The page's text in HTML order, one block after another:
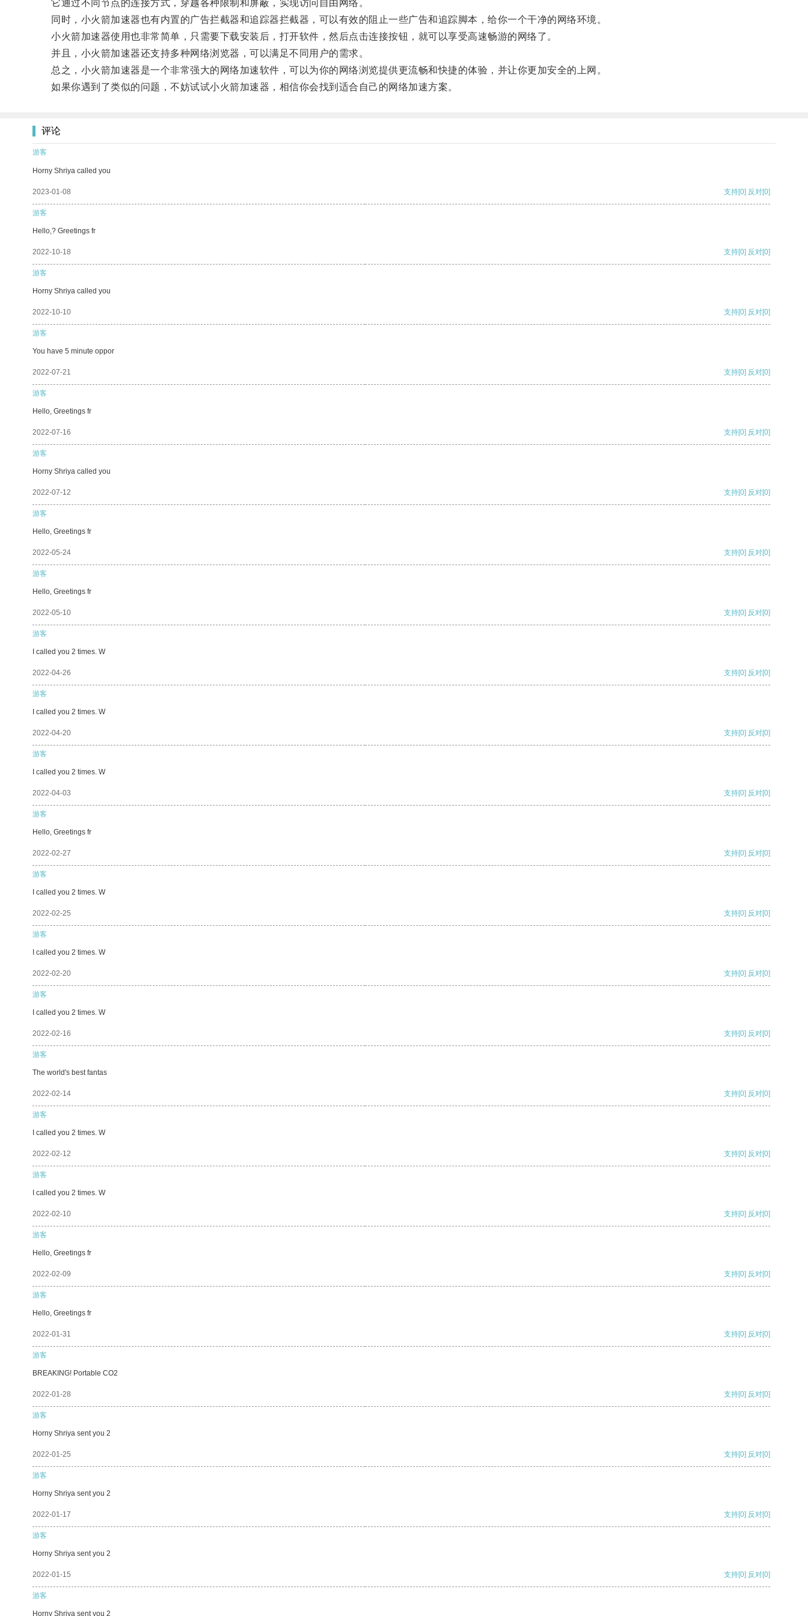
它通过不同节点的连接方式，穿越各种限制和屏蔽，实现访问自由网络。
同时，小火箭加速器也有内置的广告拦截器和追踪器拦截器，可以有效的阻止一些广告和追踪脚本，给你一个干净的网络环境。
小火箭加速器使用也非常简单，只需要下载安装后，打开软件，然后点击连接按钮，就可以享受高速畅游的网络了。
并且，小火箭加速器还支持多种网络浏览器，可以满足不同用户的需求。
总之，小火箭加速器是一个非常强大的网络加速软件，可以为你的网络浏览提供更流畅和快捷的体验，并让你更加安全的上网。
如果你遇到了类似的问题，不妨试试小火箭加速器，相信你会找到适合自己的网络加速方案。
评论
游客
Horny Shriya called you
2023-01-08 支持[0] 反对[0]
游客
Hello,? Greetings fr
2022-10-18 支持[0] 反对[0]
游客
Horny Shriya called you
2022-10-10 支持[0] 反对[0]
游客
You have 5 minute oppor
2022-07-21 支持[0] 反对[0]
游客
Hello, Greetings fr
2022-07-16 支持[0] 反对[0]
游客
Horny Shriya called you
2022-07-12 支持[0] 反对[0]
游客
Hello, Greetings fr
2022-05-24 支持[0] 反对[0]
游客
Hello, Greetings fr
2022-05-10 支持[0] 反对[0]
游客
I called you 2 times. W
2022-04-26 支持[0] 反对[0]
游客
I called you 2 times. W
2022-04-20 支持[0] 反对[0]
游客
I called you 2 times. W
2022-04-03 支持[0] 反对[0]
游客
Hello, Greetings fr
2022-02-27 支持[0] 反对[0]
游客
I called you 2 times. W
2022-02-25 支持[0] 反对[0]
游客
I called you 2 times. W
2022-02-20 支持[0] 反对[0]
游客
I called you 2 times. W
2022-02-16 支持[0] 反对[0]
游客
The world's best fantas
2022-02-14 支持[0] 反对[0]
游客
I called you 2 times. W
2022-02-12 支持[0] 反对[0]
游客
I called you 2 times. W
2022-02-10 支持[0] 反对[0]
游客
Hello, Greetings fr
2022-02-09 支持[0] 反对[0]
游客
Hello, Greetings fr
2022-01-31 支持[0] 反对[0]
游客
BREAKING! Portable CO2
2022-01-28 支持[0] 反对[0]
游客
Horny Shriya sent you 2
2022-01-25 支持[0] 反对[0]
游客
Horny Shriya sent you 2
2022-01-17 支持[0] 反对[0]
游客
Horny Shriya sent you 2
2022-01-15 支持[0] 反对[0]
游客
Horny Shriya sent you 2